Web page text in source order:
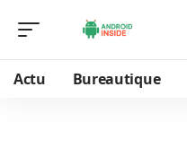
Actu Bureautique